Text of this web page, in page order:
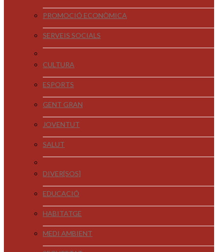
PROMOCIÓ ECONÒMICA
SERVEIS SOCIALS
CULTURA
ESPORTS
GENT GRAN
JOVENTUT
SALUT
DIVER[SOS]
EDUCACIÓ
HABITATGE
MEDI AMBIENT